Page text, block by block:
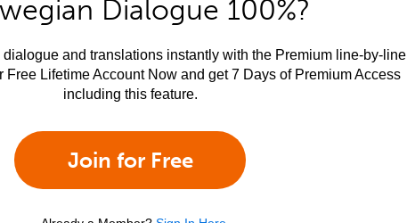
Dialogue 100%?
and translations instantly with the Premium line-by-line
Free Lifetime Account Now and get 7 Days of Premium Access
including this feature.
Join for Free